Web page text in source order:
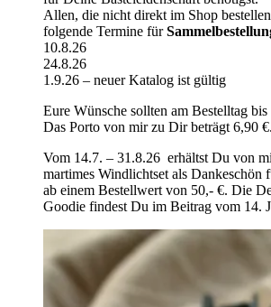
Allen, die nicht direkt im Shop
folgende Termine für
10.8.26
24.8.26
1.9.26 – neuer Katalog ist gültig
Eure Wünsche sollten am Bestelltag
Das Porto von mir zu Dir beträgt 6,90 €.
Vom 14.7. – 31.8.26 erhältst Du von
martimes Windlichtset als Dankeschön
ab einem Bestellwert von 50,- €. Die
Goodie findest Du im Beitrag vom 14.